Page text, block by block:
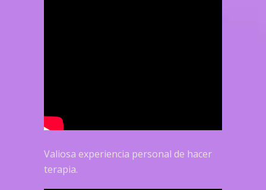
Valiosa experiencia personal de hacer
terapia.